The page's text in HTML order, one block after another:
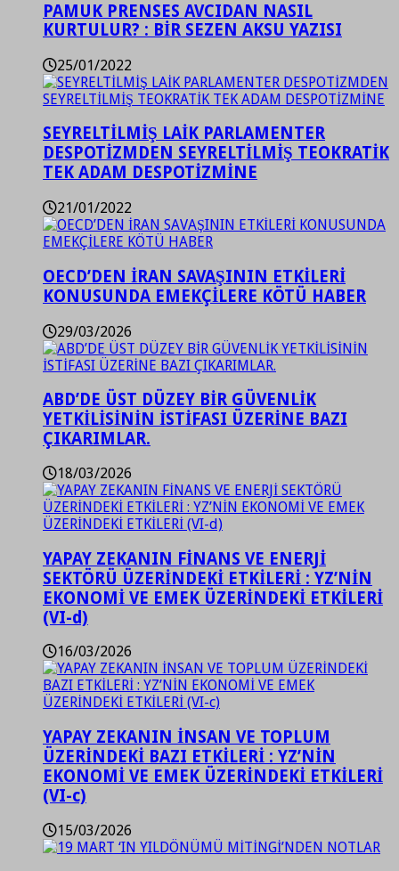
PAMUK PRENSES AVCIDAN NASIL
KURTULUR? : BİR SEZEN AKSU YAZISI
25/01/2022
SEYRELTİLMİŞ LAİK PARLAMENTER
DESPOTİZMDEN SEYRELTİLMİŞ TEOKRATİK
TEK ADAM DESPOTİZMİNE
21/01/2022
OECD’DEN İRAN SAVAŞININ ETKİLERİ
KONUSUNDA EMEKÇİLERE KÖTÜ HABER
29/03/2026
ABD’DE ÜST DÜZEY BİR GÜVENLİK
YETKİLİSİNİN İSTİFASI ÜZERİNE BAZI
ÇIKARIMLAR.
18/03/2026
YAPAY ZEKANIN FİNANS VE ENERJİ
SEKTÖRÜ ÜZERİNDEKİ ETKİLERİ : YZ’NİN
EKONOMİ VE EMEK ÜZERİNDEKİ ETKİLERİ
(VI-d)
16/03/2026
YAPAY ZEKANIN İNSAN VE TOPLUM
ÜZERİNDEKİ BAZI ETKİLERİ : YZ’NİN
EKONOMİ VE EMEK ÜZERİNDEKİ ETKİLERİ
(VI-c)
15/03/2026